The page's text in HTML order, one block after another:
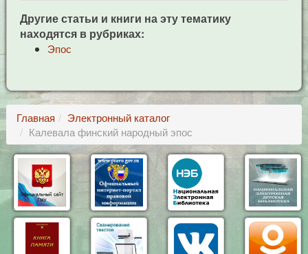
Другие статьи и книги на эту тематику
находятся в рубриках:
Эпос
Главная
Электронный каталог
Калевала финский народный эпос